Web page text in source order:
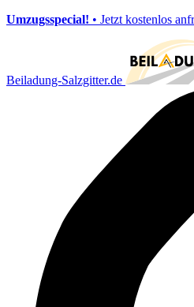
Umzugsspecial! • Jetzt kostenlos
Beiladung-Salzgitter.de